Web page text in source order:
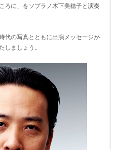
ろに」をソプラノ木下美穂子と演奏
代の写真とともに出演メッセージが
しましょう。